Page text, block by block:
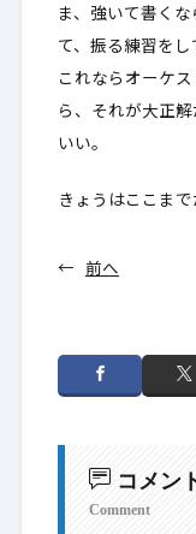
ま、強いて書く
て、振る練習を
これならオーケ
ら、それが大正
いい。
きょうはここまで
← 前へ
コメン
Comment